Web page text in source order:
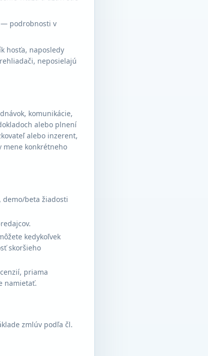
— podrobnosti v
hosťa, naposledy
neposielajú
komunikácie,
alebo plnení
alebo inzerent,
mene konkrétneho
demo/beta žiadosti
kedykoľvek
skoršieho
priama
namietať.
zmlúv podľa čl.